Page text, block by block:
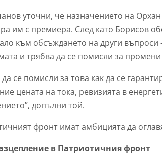
уточни, че назначението на
им с премиера. След като Борисов
към обсъждането на други въпроси
и трябва да се помисли за
да се помисли за това как да се
цената на тока, ревизията в
допълни той.
фронт имат амбицията да
в Патриотичния фронт